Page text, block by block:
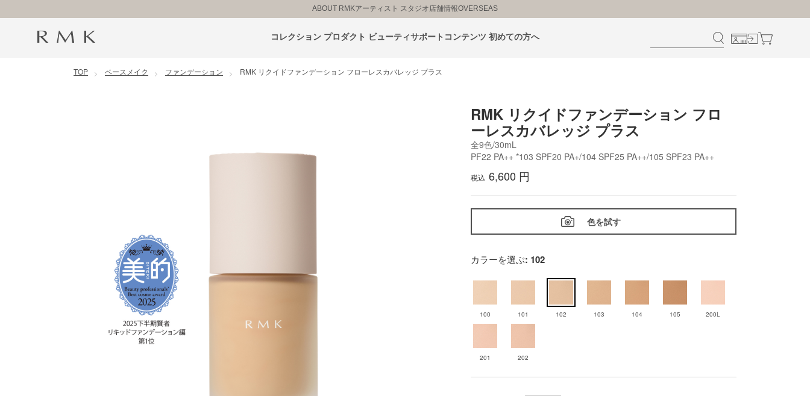
コンテンツに移動
ABOUT RMKアーティスト スタジオ店舗情報OVERSEAS
コレクション プロダクト ビューティサポートコンテンツ 初めての方へ
TOP ベースメイク ファンデーション RMK リクイドファンデーション フローレスカバレッジ プラス
RMK リクイドファンデーション フロ
ーレスカバレッジ プラス
全9色/30mL
PF22 PA++ *103 SPF20 PA+/104 SPF25 PA++/105 SPF23 PA++
税込6,600 円
色を試す
カラーを選ぶ: 102
100 101 102 103 104 105 200L
201 202